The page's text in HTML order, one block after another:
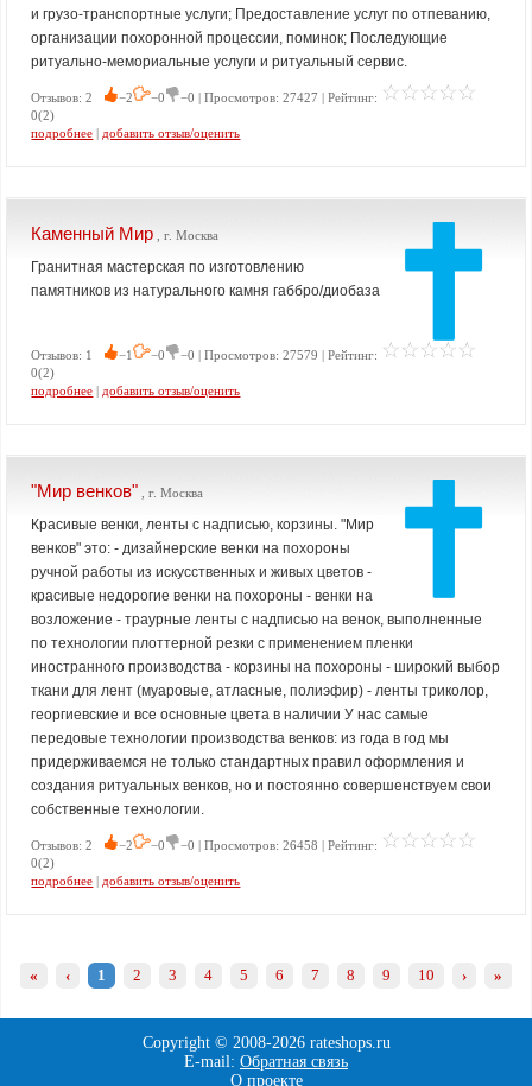
и грузо-транспортные услуги; Предоставление услуг по отпеванию,
организации похоронной процессии, поминок; Последующие
ритуально-мемориальные услуги и ритуальный сервис.
Отзывов: 2 −2 −0
−0 | Просмотров: 27427 | Рейтинг:
0(2)
подробнее | добавить отзыв/оценить
Каменный Мир , г. Москва
Гранитная мастерская по изготовлению
памятников из натурального камня габбро/диобаза
Отзывов: 1 −1 −0
−0 | Просмотров: 27579 | Рейтинг:
0(2)
подробнее | добавить отзыв/оценить
"Мир венков" , г. Москва
Красивые венки, ленты с надписью, корзины. "Мир
венков" это: - дизайнерские венки на похороны
ручной работы из искусственных и живых цветов -
красивые недорогие венки на похороны - венки на
возложение - траурные ленты с надписью на венок, выполненные
по технологии плоттерной резки с применением пленки
иностранного производства - корзины на похороны - широкий выбор
ткани для лент (муаровые, атласные, полиэфир) - ленты триколор,
георгиевские и все основные цвета в наличии У нас самые
передовые технологии производства венков: из года в год мы
придерживаемся не только стандартных правил оформления и
создания ритуальных венков, но и постоянно совершенствуем свои
собственные технологии.
Отзывов: 2 −2 −0
−0 | Просмотров: 26458 | Рейтинг:
0(2)
подробнее | добавить отзыв/оценить
« ‹ 1 2 3 4 5 6 7 8 9 10 › »
Copyright © 2008-2026 rateshops.ru
E-mail: Обратная связь
О проекте